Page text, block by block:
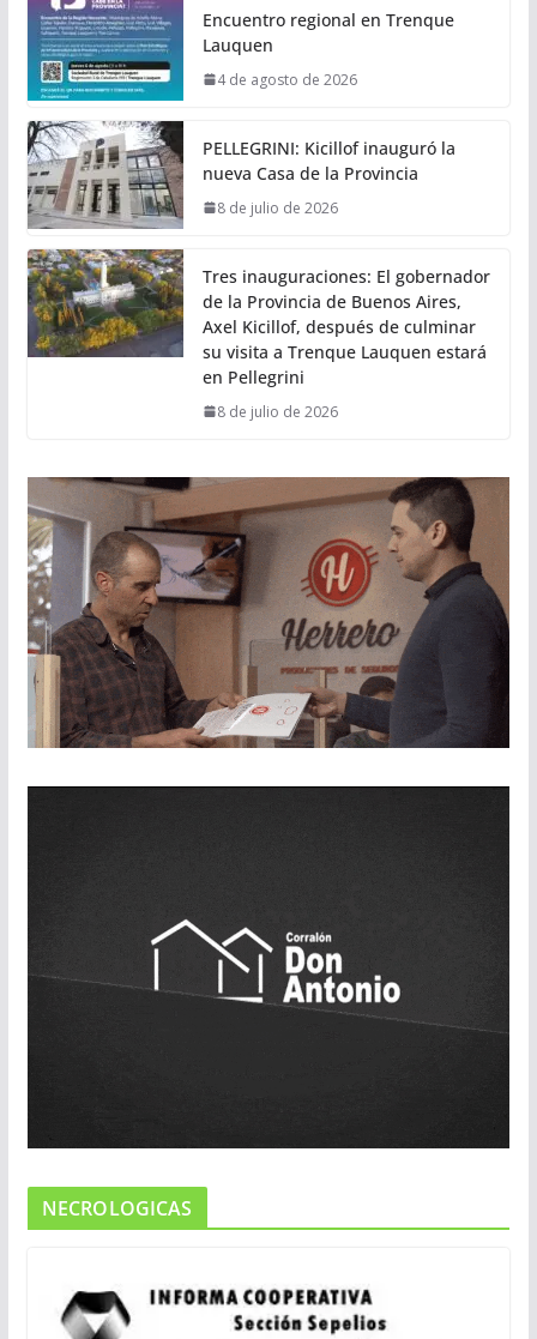
Encuentro regional en Trenque
Lauquen
4 de agosto de 2026
PELLEGRINI: Kicillof inauguró la
nueva Casa de la Provincia
8 de julio de 2026
Tres inauguraciones: El gobernador
de la Provincia de Buenos Aires,
Axel Kicillof, después de culminar
su visita a Trenque Lauquen estará
en Pellegrini
8 de julio de 2026
NECROLOGICAS